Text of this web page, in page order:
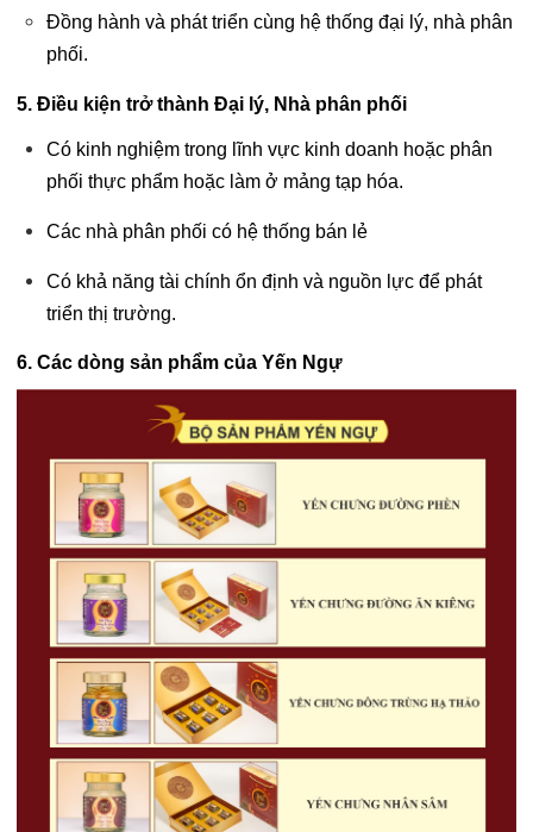
Đồng hành và phát triển cùng hệ thống đại lý, nhà phân
phối.
5. Điều kiện trở thành Đại lý, Nhà phân phối
Có kinh nghiệm trong lĩnh vực kinh doanh hoặc phân
phối thực phẩm hoặc làm ở mảng tạp hóa.
Các nhà phân phối có hệ thống bán lẻ
Có khả năng tài chính ổn định và nguồn lực để phát
triển thị trường.
6. Các dòng sản phẩm của Yến Ngự